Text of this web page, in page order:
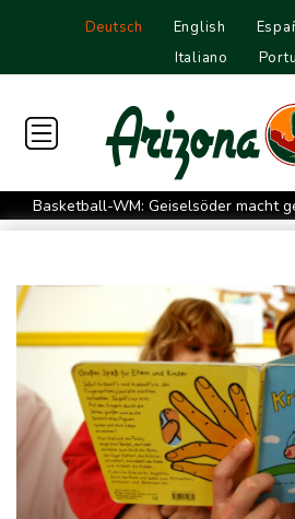
Deutsch English
Italiano
Basketball-WM: Geiselsöder macht
Taifun "Dolphin": Flugausfälle,
Lionel Messi trauert um Vater und
DAK-Analyse: ADHS-Neudiagnosen
gestiegen
Sohn: Krebs von Ex-Präsident Biden
Metastasen gebildet
Iran stellt harte Bedingungen für
Hormus
Trauerflor und Schweigeminute: